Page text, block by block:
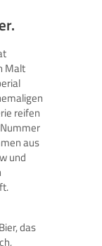
Malt
reifen
aus
und
das